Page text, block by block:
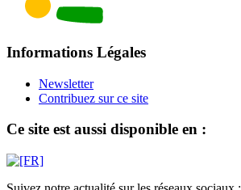
Informations Légales
Newsletter
Contribuez sur ce site
Ce site est aussi disponible en :